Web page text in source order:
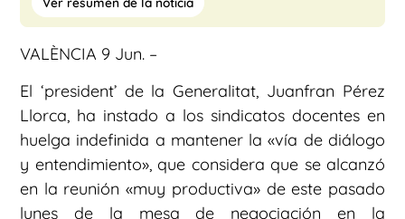
VALÈNCIA 9 Jun. –
El ‘president’ de la Generalitat, Juanfran Pérez
Llorca, ha instado a los sindicatos docentes en
huelga indefinida a mantener la «vía de diálogo
y entendimiento», que considera que se alcanzó
en la reunión «muy productiva» de este pasado
lunes de la mesa de negociación en la